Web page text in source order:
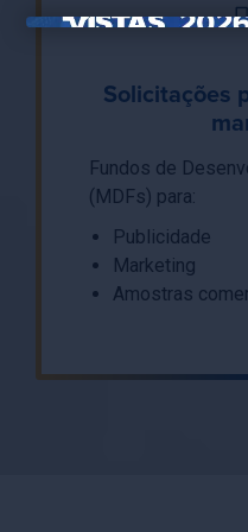
Solicitações
Fundos de
(MDFs) para:
Publicidade
Marketing
Amostras